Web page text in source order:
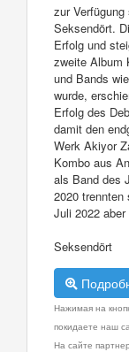
zur
Seksendört.
Erfolg und
zweite Album
und Bands
wurde,
Erfolg des
damit den
Werk Akiyor
Kombo aus
als Band des
2020
Juli 2022
Seksendört
Нажимая на
покидаете наш
На сайте